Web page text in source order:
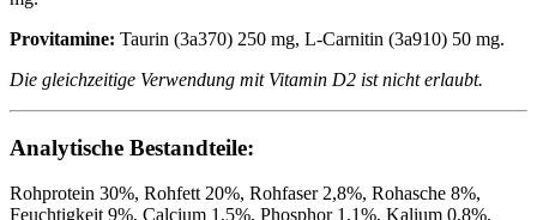
Provitamine: Taurin (3a370) 250 mg, L-Carnitin (3a910) 50 mg.
Die gleichzeitige Verwendung mit Vitamin D2 ist nicht erlaubt.
Analytische Bestandteile:
Rohprotein 30%, Rohfett 20%, Rohfaser 2,8%, Rohasche 8%,
Feuchtigkeit 9%, Calcium 1,5%, Phosphor 1,1%, Kalium 0,8%,